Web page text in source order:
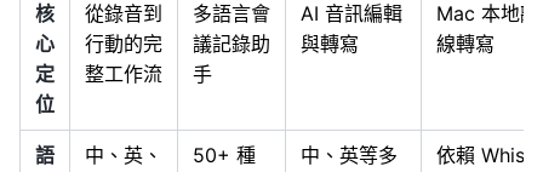
核
心
定
位
從錄音到
行動的完
整工作流
多語言會
議記錄助
手
AI 音訊編輯
與轉寫
Mac 本地離
線轉寫
語
中、英、
50+ 種
中、英等多
依賴